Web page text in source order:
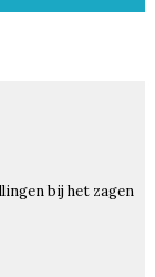
bij het zagen